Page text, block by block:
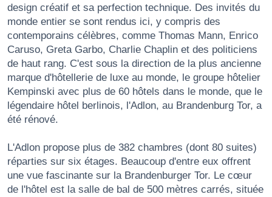
design créatif et sa perfection technique. Des invités du
monde entier se sont rendus ici, y compris des
contemporains célèbres, comme Thomas Mann, Enrico
Caruso, Greta Garbo, Charlie Chaplin et des politiciens
de haut rang. C'est sous la direction de la plus ancienne
marque d'hôtellerie de luxe au monde, le groupe hôtelier
Kempinski avec plus de 60 hôtels dans le monde, que le
légendaire hôtel berlinois, l'Adlon, au Brandenburg Tor, a
été rénové.
L'Adlon propose plus de 382 chambres (dont 80 suites)
réparties sur six étages. Beaucoup d'entre eux offrent
une vue fascinante sur la Brandenburger Tor. Le cœur
de l'hôtel est la salle de bal de 500 mètres carrés, située